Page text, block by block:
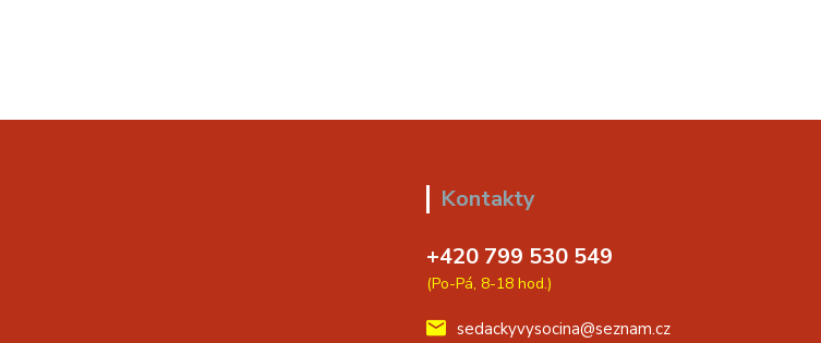
Kontakty
+420 799 530 549
(Po-Pá, 8-18 hod.)
sedackyvysocina@seznam.cz